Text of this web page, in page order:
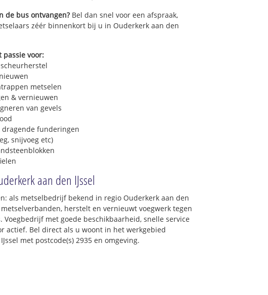
de bus ontvangen?Bel dan snel voor een afspraak,
zéér binnenkort bij u in Ouderkerk aan den
voor:
metselen
& vernieuwen
van gevels
dragende funderingen
snijvoeg etc)
aan den IJssel
als metselbedrijf bekend in regio Ouderkerk aan den
metselverbanden, herstelt en vernieuwt voegwerk tegen
Voegbedrijf met goede beschikbaarheid, snelle service
actief. Bel direct als u woont in het werkgebied
met postcode(s) 2935 en omgeving.